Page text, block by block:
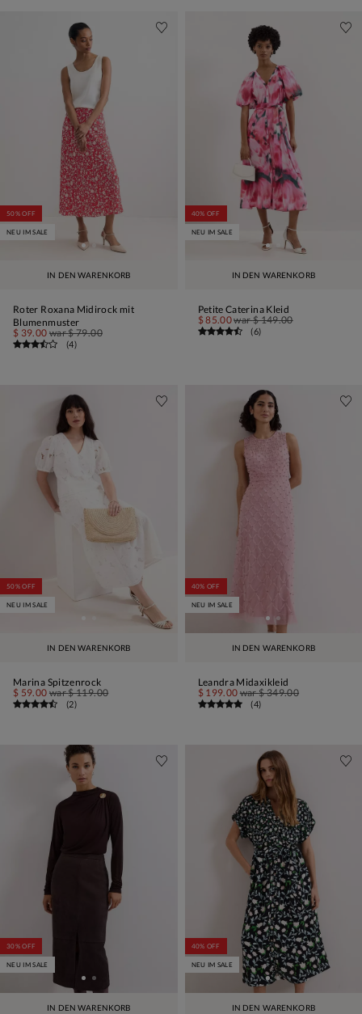
IN DEN WARENKORB
50% OFF
NEU IM SALE
Roter Roxana Midirock mit
Blumenmuster
$ 39.00 war$ 79.00
(4)
IN DEN WARENKORB
40% OFF
NEU IM SALE
Petite Caterina Kleid
$ 85.00war$ 149.00
(6)
IN DEN WARENKORB
50% OFF
NEU IM SALE
Marina Spitzenrock
$ 59.00 war$ 119.00
(2)
IN DEN WARENKORB
40% OFF
NEU IM SALE
Leandra Midaxikleid
$ 199.00 war$ 349.00
(4)
IN DEN WARENKORB
30% OFF
NEU IM SALE
IN DEN WARENKORB
40% OFF
NEU IM SALE